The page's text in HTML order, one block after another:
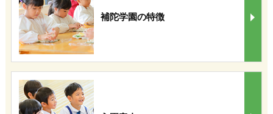
補陀学園の特徴